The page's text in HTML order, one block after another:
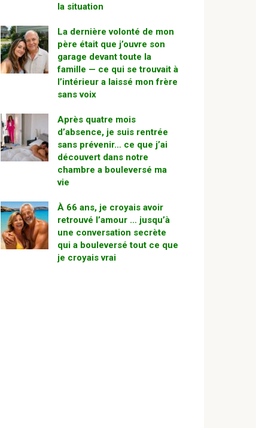
la situation
La dernière volonté de mon
père était que j’ouvre son
garage devant toute la
famille — ce qui se trouvait à
l’intérieur a laissé mon frère
sans voix
Après quatre mois
d’absence, je suis rentrée
sans prévenir… ce que j’ai
découvert dans notre
chambre a bouleversé ma
vie
À 66 ans, je croyais avoir
retrouvé l’amour … jusqu’à
une conversation secrète
qui a bouleversé tout ce que
je croyais vrai